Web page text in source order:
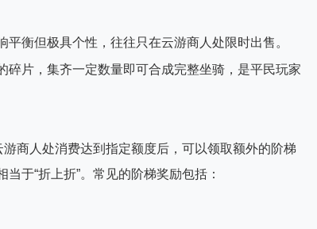
衡但极具个性，往往只在云游商人处限时出售。
片，集齐一定数量即可合成完整坐骑，是平民玩家
商人处消费达到指定额度后，可以领取额外的阶梯
于“折上折”。常见的阶梯奖励包括：